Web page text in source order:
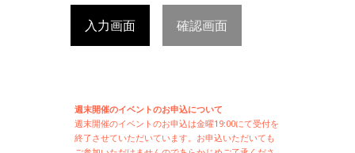
入力画面 確認画面
週末開催のイベントのお申込について
週末開催のイベントのお申込は金曜19:00にて受付を
終了させていただいています。お申込いただいても